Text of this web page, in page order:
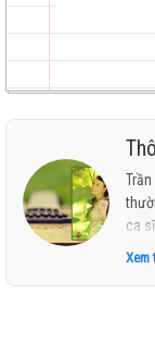
Báo
Bên
Bên
ca
diễn
Xem